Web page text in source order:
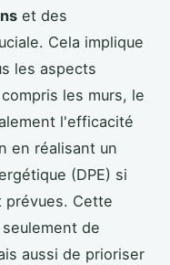
et des
Cela implique
les aspects
les murs, le
l'efficacité
en réalisant un
(DPE) si
prévues. Cette
de
aussi de prioriser